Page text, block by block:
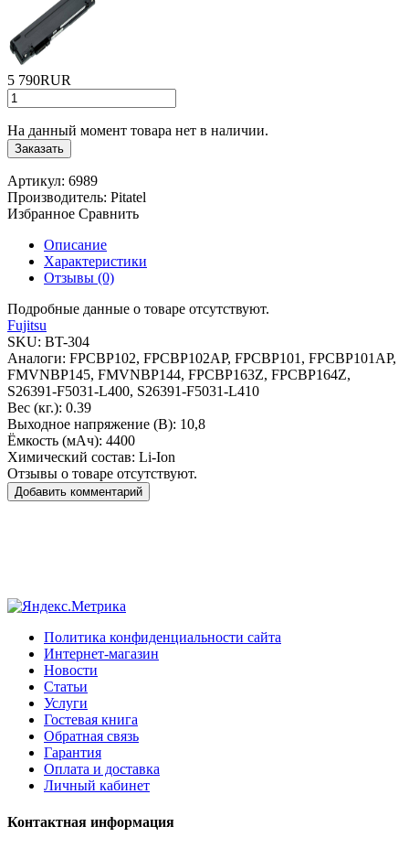
5 790RUR
На данный момент товара нет в наличии.
Заказать
Артикул: 6989
Производитель: Pitatel
Избранное Сравнить
Описание
Характеристики
Отзывы (0)
Подробные данные о товаре отсутствуют.
Fujitsu
SKU: BT-304
Аналоги: FPCBP102, FPCBP102AP, FPCBP101, FPCBP101AP,
FMVNBP145, FMVNBP144, FPCBP163Z, FPCBP164Z,
S26391-F5031-L400, S26391-F5031-L410
Вес (кг.): 0.39
Выходное напряжение (В): 10,8
Ёмкость (мАч): 4400
Химический состав: Li-Ion
Отзывы о товаре отсутствуют.
Добавить комментарий
Политика конфиденциальности сайта
Интернет-магазин
Новости
Статьи
Услуги
Гостевая книга
Обратная связь
Гарантия
Оплата и доставка
Личный кабинет
Контактная информация